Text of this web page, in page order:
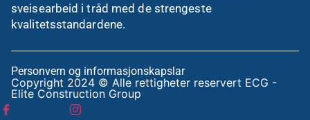
sveisearbeid i tråd med de strengeste
kvalitetsstandardene.
Personvern og informasjonskapslar
Copyright 2024 © Alle rettigheter reservert ECG -
Elite Construction Group